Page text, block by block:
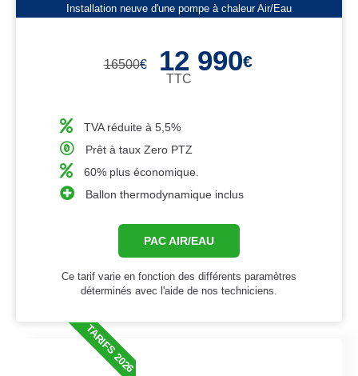
Installation neuve d'une pompe à chaleur Air/Eau
16500€ 12 990€
TTC
TVA réduite à 5,5%
Prêt à taux Zero PTZ
60% plus économique.
Ballon thermodynamique inclus
PAC AIR/EAU
Ce tarif varie en fonction des différents paramètres
déterminés avec l'aide de nos techniciens.
TARIFS 2026